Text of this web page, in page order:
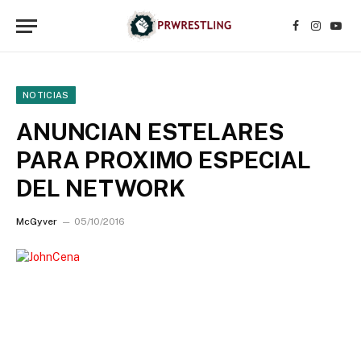
Facebook
NOTICIAS
ANUNCIAN ESTELARES
PARA PROXIMO ESPECIAL
DEL NETWORK
McGyver 05/10/2016